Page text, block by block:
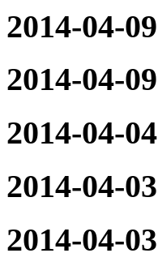
2014-04-09
2014-04-09
2014-04-04
2014-04-03
2014-04-03